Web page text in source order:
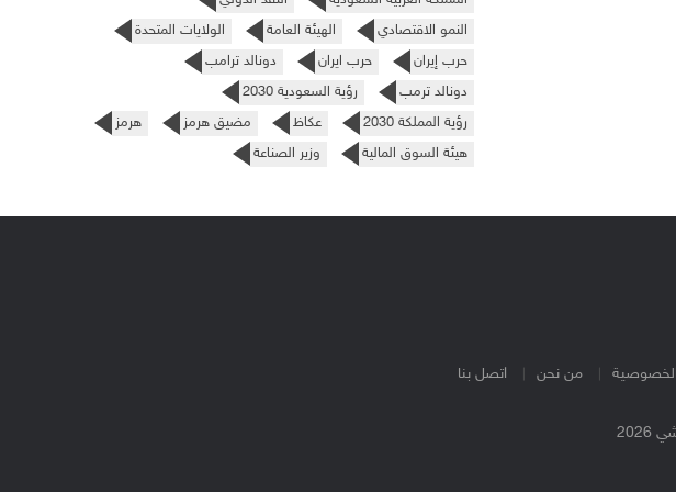
النمو الاقتصادي
الهيئة العامة
الولايات المتحدة
حرب إيران
حرب ايران
دونالد ترامب
دونالد ترمب
رؤية السعودية 2030
رؤية المملكة 2030
عكاظ مضيق هرمز
هرمز
هيئة السوق المالية
وزير الصناعة
من نحن اتصل بنا